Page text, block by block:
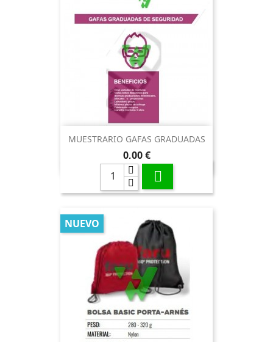
MUESTRARIO GAFAS GRADUADAS
Precio
0,00 €

NUEVO